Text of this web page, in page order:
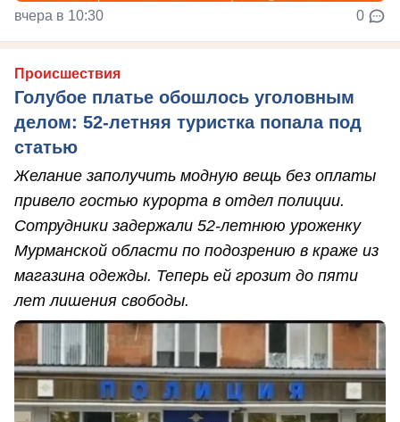
вчера в 10:30 0
Происшествия
Голубое платье обошлось уголовным
делом: 52-летняя туристка попала под
статью
Желание заполучить модную вещь без оплаты
привело гостью курорта в отдел полиции.
Сотрудники задержали 52-летнюю уроженку
Мурманской области по подозрению в краже из
магазина одежды. Теперь ей грозит до пяти
лет лишения свободы.